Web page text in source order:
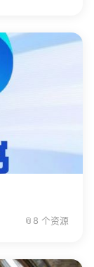
📎 8 个资源